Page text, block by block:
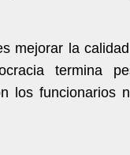
mejorar la
termina
los funcionarios